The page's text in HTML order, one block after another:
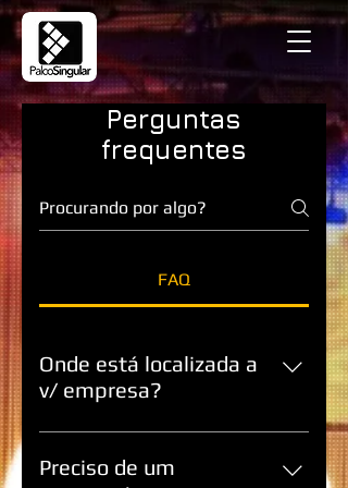
Perguntas
frequentes
FAQ
Onde está localizada a
v/ empresa?
A nossa empresa está localizada
na Ramada, Odivelas, na zona de
Preciso de um